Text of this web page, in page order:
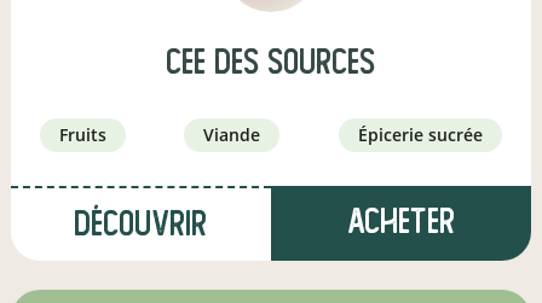
cee des sources
fruits viande épicerie sucrée
Découvrir Acheter